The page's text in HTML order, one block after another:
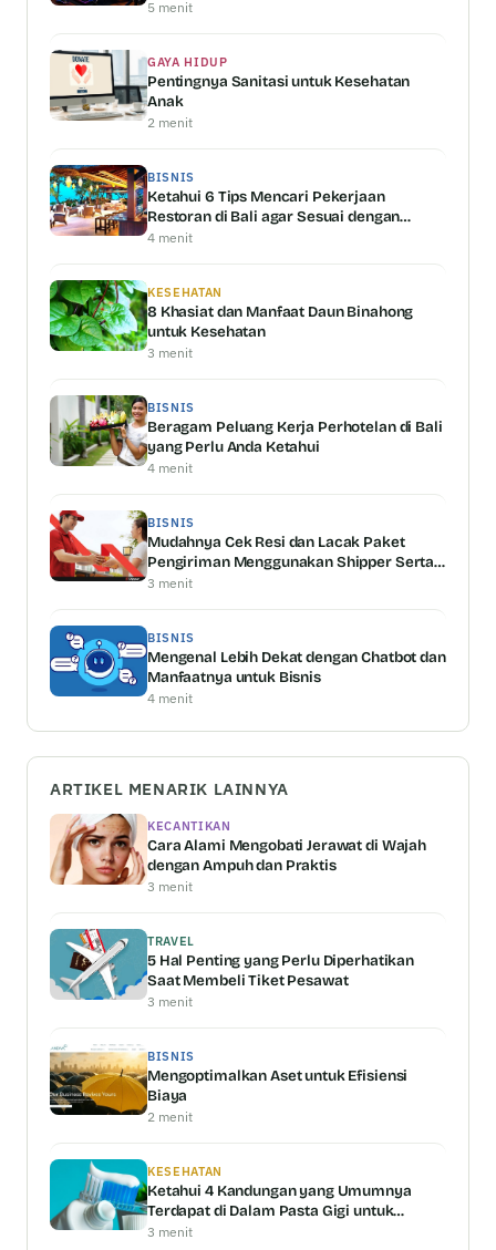
5 menit
GAYA HIDUP
Pentingnya Sanitasi untuk Kesehatan
Anak
2 menit
BISNIS
Ketahui 6 Tips Mencari Pekerjaan
Restoran di Bali agar Sesuai dengan
Kemampuan Anda
4 menit
KESEHATAN
8 Khasiat dan Manfaat Daun Binahong
untuk Kesehatan
3 menit
BISNIS
Beragam Peluang Kerja Perhotelan di Bali
yang Perlu Anda Ketahui
4 menit
BISNIS
Mudahnya Cek Resi dan Lacak Paket
Pengiriman Menggunakan Shipper Serta
Keunggulannya
3 menit
BISNIS
Mengenal Lebih Dekat dengan Chatbot dan
Manfaatnya untuk Bisnis
4 menit
ARTIKEL MENARIK LAINNYA
KECANTIKAN
Cara Alami Mengobati Jerawat di Wajah
dengan Ampuh dan Praktis
3 menit
TRAVEL
5 Hal Penting yang Perlu Diperhatikan
Saat Membeli Tiket Pesawat
3 menit
BISNIS
Mengoptimalkan Aset untuk Efisiensi
Biaya
2 menit
KESEHATAN
Ketahui 4 Kandungan yang Umumnya
Terdapat di Dalam Pasta Gigi untuk
Memutihkan Gigi
3 menit